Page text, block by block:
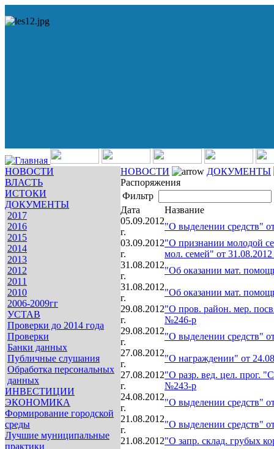
НОВОСТИ
ВЛАСТЬ
ИСТОКИ
ДОКУМЕНТЫ
2017
2016
2015
2014
2013
2012
2011
2010
2006-2009гг
УСТАВ
Проверки до 2014 года
Проверки
Банки данных
Публичные слушания
Обработка персональных
данных
ИНВЕСТИЦИИ
ЭКОНОМИКА
Формирование городской
среды
Лучшие муниципальные
практики
НОВОСТИ
ДОКУМЕНТЫ
Распоряжения
Фильтр
Дата
Название
05.09.2012
г.
"О выделении средств"
03.09.2012
г.
"О признании молодой
мол. семей" от
31.08.2012
г.
"Об оказании мат.
31.08.2012
г.
"Об оказании мат.
29.08.2012
г.
"О пров. район. мер.
№246-р
29.08.2012
г.
"О выделении средств"
27.08.2012
г.
"О награждении" от
27.08.2012
г.
"О разр. вед. цел. прог.
№243-р
24.08.2012
г.
"О выделении средств"
21.08.2012
г.
"О выделении средств"
21.08.2012"О запр. склад. грубых